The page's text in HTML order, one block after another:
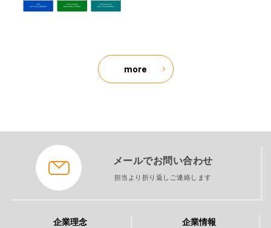
more
メールでお問い合わせ
担当より折り返しご連絡します
企業理念 企業情報